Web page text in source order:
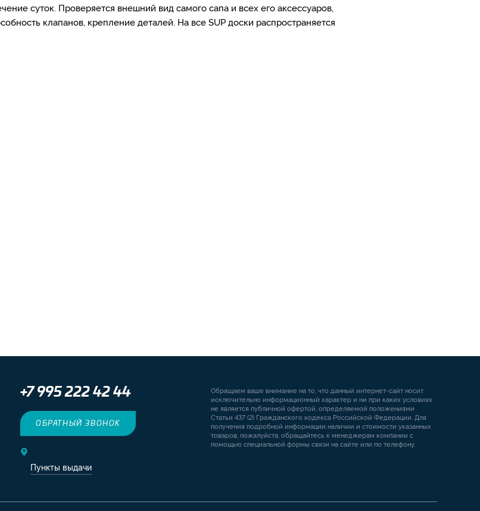
суток. Проверяется внешний вид самого сапа и всех его аксессуаров,
клапанов, крепление деталей. На все SUP доски распространяется
+7 995 222 42 44
ОБРАТНЫЙ ЗВОНОК
Пункты выдачи
Обращаем ваше внимание на то, что данный интернет-сайт носит
исключительно информационный характер и ни при каких условиях
не является публичной офертой, определяемой положениями
Статьи 437 (2) Гражданского кодекса Российской Федерации. Для
получения подробной информации наличии и стоимости указанных
товаров, пожалуйста, обращайтесь к менеджерам компании с
помощью специальной формы связи на сайте или по телефону.